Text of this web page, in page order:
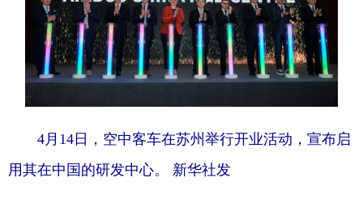
4月14日，空中客车在苏州举行开业活动，宣布启
用其在中国的研发中心。 新华社发